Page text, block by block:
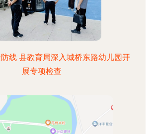
线 县教育局深入城桥东路幼儿园开
展专项检查